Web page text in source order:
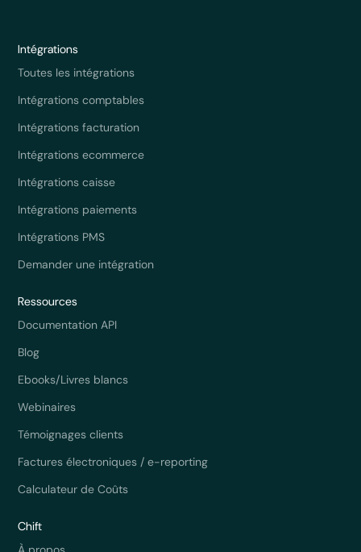
Intégrations
Toutes les intégrations
Intégrations comptables
Intégrations facturation
Intégrations ecommerce
Intégrations caisse
Intégrations paiements
Intégrations PMS
Demander une intégration
Ressources
Documentation API
Blog
Ebooks/Livres blancs
Webinaires
Témoignages clients
Factures électroniques / e-reporting
Calculateur de Coûts
Chift